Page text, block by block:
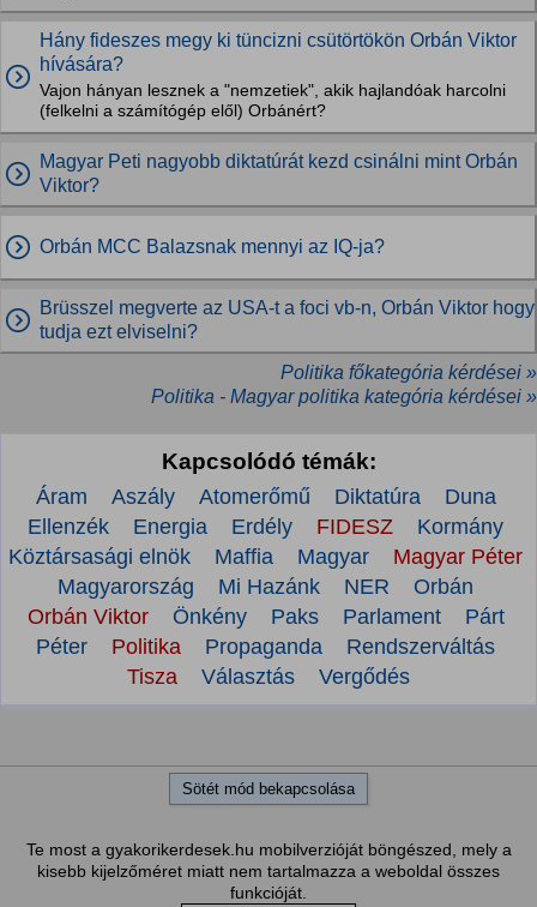
Hány fideszes megy ki tüncizni csütörtökön Orbán Viktor
hívására?
Vajon hányan lesznek a "nemzetiek", akik hajlandóak harcolni
(felkelni a számítógép elől) Orbánért?
Magyar Peti nagyobb diktatúrát kezd csinálni mint Orbán
Viktor?
Orbán MCC Balazsnak mennyi az IQ-ja?
Brüsszel megverte az USA-t a foci vb-n, Orbán Viktor hogy
tudja ezt elviselni?
Politika főkategória kérdései »
Politika - Magyar politika kategória kérdései »
Kapcsolódó témák:
Áram Aszály Atomerőmű Diktatúra
Duna
Ellenzék
Energia Erdély FIDESZ
Kormány
Köztársasági elnök
Maffia Magyar
Magyar Péter
Magyarország
Mi Hazánk NER
Orbán
Orbán Viktor
Önkény Paks Parlament
Párt
Péter
Politika Propaganda
Rendszerváltás
Tisza
Választás Vergődés
Sötét mód bekapcsolása
Te most a gyakorikerdesek.hu mobilverzióját böngészed, mely a
kisebb kijelzőméret miatt nem tartalmazza a weboldal összes
funkcióját.